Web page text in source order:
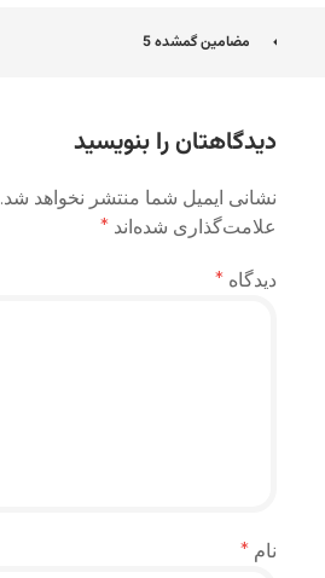
ناوبری
مضامین گمشده 5
دیدگاهتان را بنویسید
نشانی ایمیل شما منتشر نخواهد شد.
علامت‌گذاری شده‌اند *
دیدگاه *
نام *